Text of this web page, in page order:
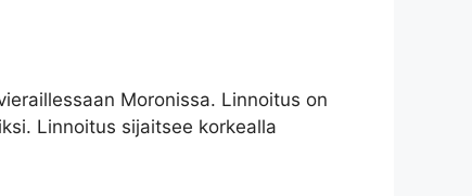
Moronissa. Linnoitus on
Linnoitus sijaitsee korkealla